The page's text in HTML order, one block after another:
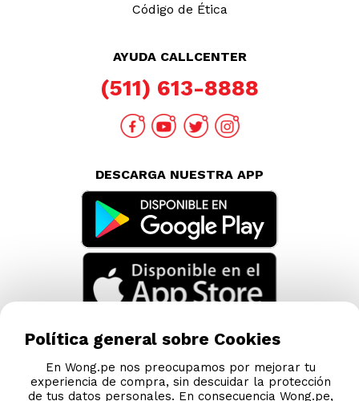
Código de Ética
AYUDA CALLCENTER
(511) 613-8888
DESCARGA NUESTRA APP
Política general sobre Cookies
En Wong.pe nos preocupamos por mejorar tu
experiencia de compra, sin descuidar la protección
de tus datos personales. En consecuencia Wong.pe,